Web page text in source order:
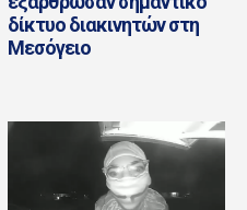
δίκτυο διακινητών στη
Μεσόγειο